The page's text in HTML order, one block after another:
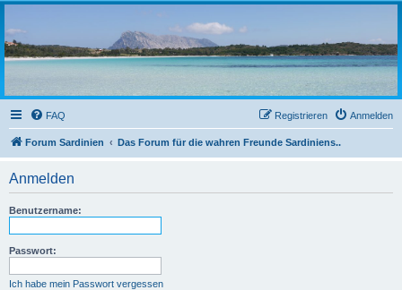
sardinien-forum.org
Das Forum der Freunde Sardiniens
FAQ Anmelden
Registrieren
Forum Sardinien Das Forum für die wahren Freunde Sardiniens..
Anmelden
Benutzername:
Passwort:
Ich habe mein Passwort vergessen